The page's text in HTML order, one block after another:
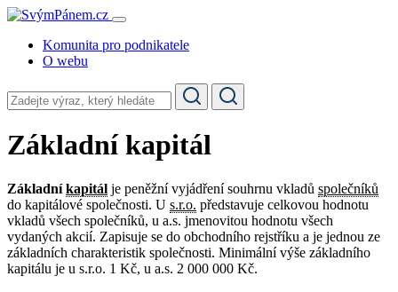
Komunita pro podnikatele
O webu
Základní kapitál
Základníkapitál je peněžní vyjádření souhrnu vkladů společníků
do kapitálové společnosti. U s.r.o. představuje celkovou hodnotu
vkladů všech společníků, u a.s. jmenovitou hodnotu všech
vydaných akcií. Zapisuje se do obchodního rejstříku a je jednou ze
základních charakteristik společnosti. Minimální výše základního
kapitálu je u s.r.o. 1 Kč, u a.s. 2 000 000 Kč.